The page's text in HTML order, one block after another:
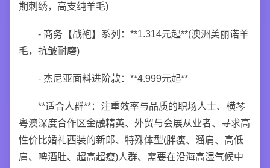
期刺绣，高支纯羊毛)
- 商务【战袍】系列：**1.314元起**(澳洲美丽诺羊
毛，抗皱耐磨)
- 杰尼亚面料进阶款：**4.999元起**
**适合人群**：注重效率与品质的职场人士、横琴
粤澳深度合作区金融精英、外贸与会展从业者、寻求高
性价比婚礼西装的新郎、特殊体型(胖瘦、溜肩、高低
肩、啤酒肚、超高超瘦)人群、需要在沿海高湿气候中